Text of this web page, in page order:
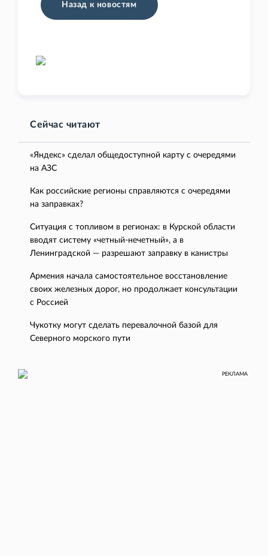
Назад к новостям
Сейчас читают
«Яндекс» сделал общедоступной карту с очередями
на АЗС
Как российские регионы справляются с очередями
на заправках?
Ситуация с топливом в регионах: в Курской области
вводят систему «четный-нечетный», а в
Ленинградской — разрешают заправку в канистры
Армения начала самостоятельное восстановление
своих железных дорог, но продолжает консультации
с Россией
Чукотку могут сделать перевалочной базой для
Северного морского пути
РЕКЛАМА